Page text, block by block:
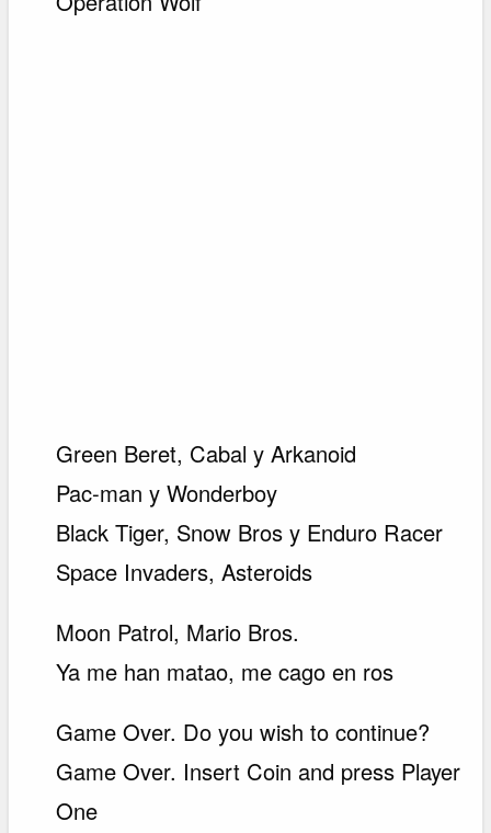
Green Beret, Cabal y Arkanoid
Pac-man y Wonderboy
Black Tiger, Snow Bros y Enduro Racer
Space Invaders, Asteroids
Moon Patrol, Mario Bros.
Ya me han matao, me cago en ros
Game Over. Do you wish to continue?
Game Over. Insert Coin and press Player
One